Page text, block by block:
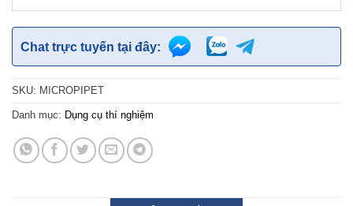
Chat trực tuyến tại đây:
SKU: MICROPIPET
Danh mục: Dụng cụ thí nghiệm